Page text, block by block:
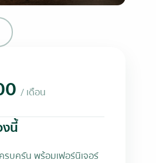
/ เดือน
นี้
บครัน พร้อมเฟอร์นิเจอร์